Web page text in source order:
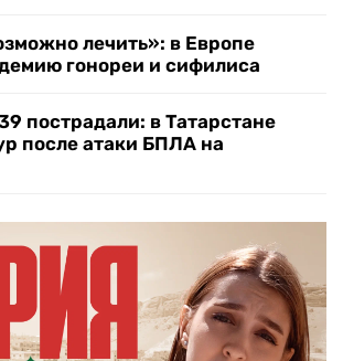
лечить»: в Европе
гонореи и сифилиса
пострадали: в Татарстане
после атаки БПЛА на